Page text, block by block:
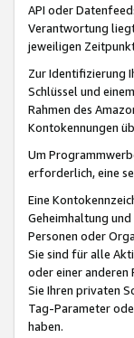
API oder
Verantwortung
jeweiligen
Zur Identifizierung
Schlüssel und
Rahmen des
Kontokennungen
Um
erforderlich, eine
Eine
Geheimhaltung
Personen oder
Sie sind für alle
oder einer anderen
Sie Ihren privaten
Tag-Parameter
haben.